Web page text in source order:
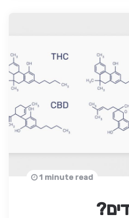
1 minute read